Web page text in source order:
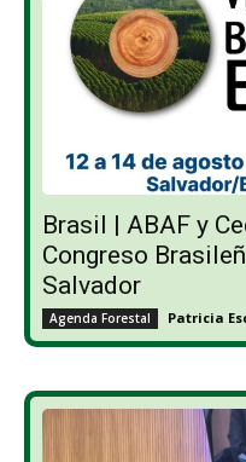
Brasil | ABAF y
Congreso
Salvador
Agenda Forestal Patricia